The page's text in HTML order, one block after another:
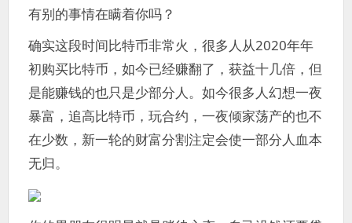
有别的事情在瞒着你吗？
确实这段时间比特币非常火，很多人从2020年年
初购买比特币，如今已经赚翻了，获益十几倍，但
是能赚钱的也只是少部分人。如今很多人幻想一夜
暴富，追高比特币，玩合约，一夜倾家荡产的也不
在少数，新一轮的财富分割注定会使一部分人血本
无归。